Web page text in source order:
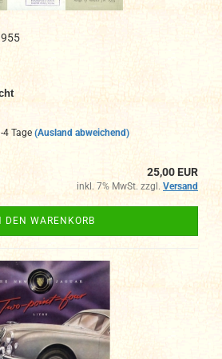
4 Tage (Ausland abweichend)
25,00 EUR
inkl. 7% MwSt. zzgl. Versand
DEN WARENKORB